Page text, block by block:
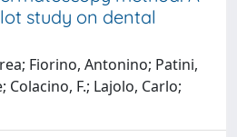
study on dental
Fiorino, Antonino; Patini,
Colacino, F.; Lajolo, Carlo;